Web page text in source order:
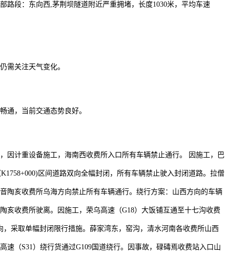
路段：东向西,茅荆坝隧道附近严重拥堵，长度1030米，平均车速
需关注天气变化。
通，当前交通态势良好。
因计重设备施工，海南西收费所入口所有车辆禁止通行。 因施工，巴
区间道路双向全幅封闭，所有车辆禁止驶入封闭道路。拉僧
陶亥收费所乌海方向禁止所有车辆通行。绕行方案：山西方向的车辆
亥收费所驶离。因施工，荣乌高速（G18）大饭铺互通至十七沟收费
采取单幅封闭限行措施。薛家湾东，窑沟，清水河南各收费所山西
速（S31）绕行货通过G109国道绕行。因事故，碌碡焉收费站入口山